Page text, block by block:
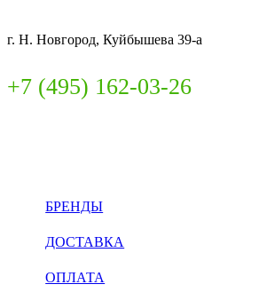
г. Н. Новгород, Куйбышева 39-а
+7 (495) 162-03-26
БРЕНДЫ
ДОСТАВКА
ОПЛАТА